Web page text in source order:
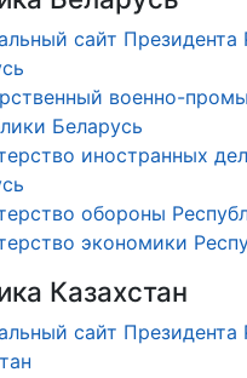
сайт Президента
военно-
Беларусь
иностранных
обороны
экономики
Казахстан
сайт Президента